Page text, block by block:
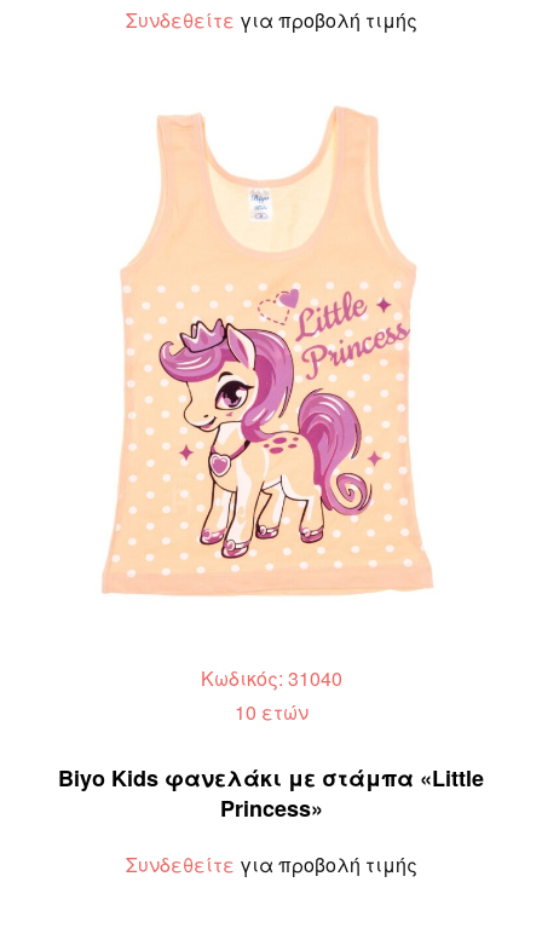
Συνδεθείτε για προβολή τιμής
Κωδικός: 31040
10 ετών
Biyo Kids φανελάκι με στάμπα «Little
Princess»
Συνδεθείτε για προβολή τιμής